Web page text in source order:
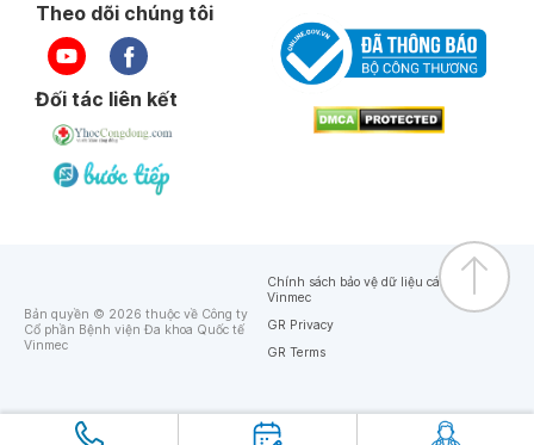
Theo dõi chúng tôi
Đối tác liên kết
Bản quyền © 2026 thuộc về Công ty
Cổ phần Bệnh viện Đa khoa Quốc tế
Vinmec
Chính sách bảo vệ dữ liệu cá nhân của
Vinmec
GR Privacy
GR Terms